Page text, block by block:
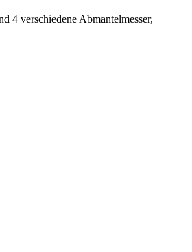
4 verschiedene Abmantelmesser,